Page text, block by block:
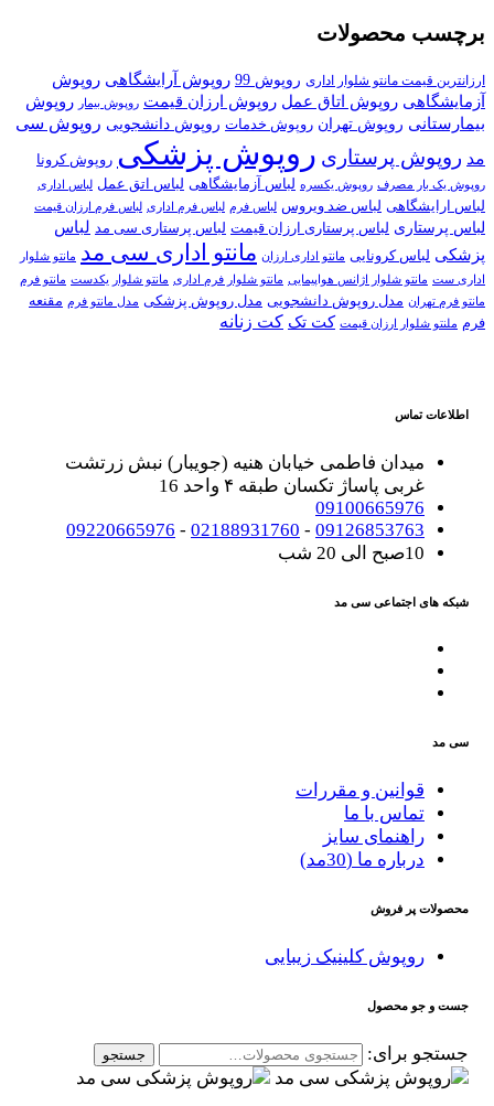
برچسب محصولات
ارزانترین قیمت مانتو شلوار اداری روپوش 99 روپوش آرایشگاهی روپوش
آزمایشگاهی روپوش اتاق عمل روپوش ارزان قیمت روپوش بیمار روپوش
بیمارستانی روپوش تهران روپوش خدمات روپوش دانشجویی روپوش سی
مد روپوش پرستاری روپوش پزشکی روپوش کرونا
روپوش یک بار مصرف روپوش یکسره لباس آزمایشگاهی لباس اتق عمل لباس اداری
لباس ارایشگاهی لباس ضد ویروس لباس فرم لباس فرم اداری لباس فرم ارزان قیمت
لباس پرستاری لباس پرستاری ارزان قیمت لباس پرستاری سی مد لباس
پزشکی لباس کرونایی مانتو اداری ارزان مانتو اداری سی مد مانتو شلوار
اداری ست مانتو شلوار اژانس هواپیمایی مانتو شلوار فرم اداری مانتو شلوار یکدست مانتو فرم
مانتو فرم تهران مدل روپوش دانشجویی مدل روپوش پزشکی مدل مانتو فرم مقنعه
فرم ملنتو شلوار ارزان قیمت کت تک کت زنانه
اطلاعات تماس
میدان فاطمی خیابان هنیه (جویبار) نبش زرتشت
غربی پاساژ تکسان طبقه ۴ واحد 16
09100665976
09126853763
-
02188931760
-
09220665976
10صبح الی 20 شب
شبکه های اجتماعی سی مد
سی مد
قوانین و مقررات
تماس با ما
راهنمای سایز
درباره ما (30مد)
محصولات پر فروش
روپوش کلینیک زیبایی
جست و جو محصول
جستجو برای: جستجو